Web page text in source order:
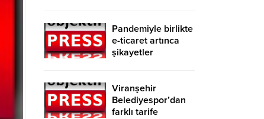
Pandemiyle birlikte
e-ticaret artınca
şikayetler
Viranşehir
Belediyespor’dan
farklı tarife